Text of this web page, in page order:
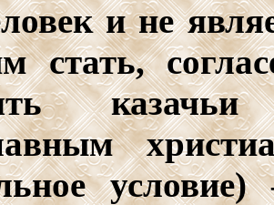
и не
стать,